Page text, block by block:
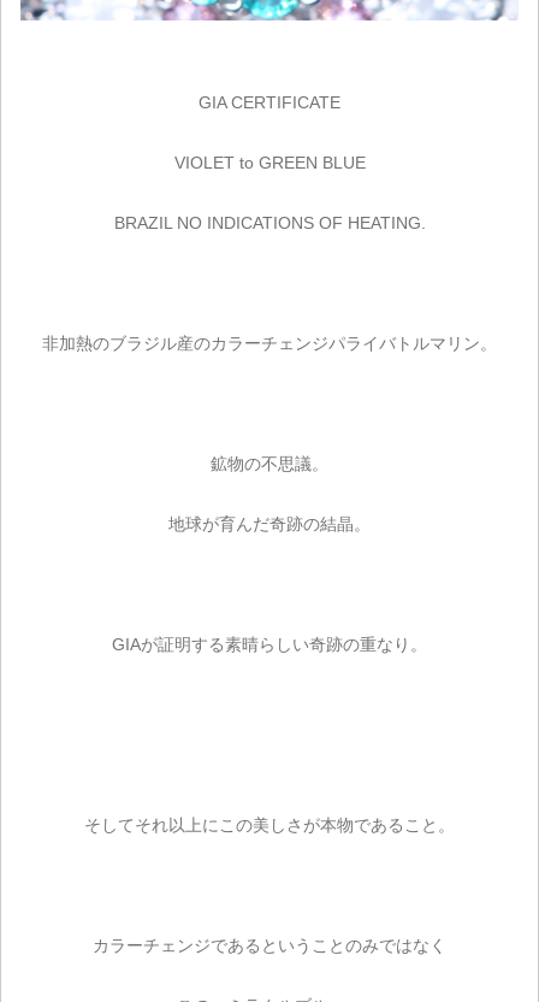
GIA CERTIFICATE
VIOLET to GREEN BLUE
BRAZIL NO INDICATIONS OF HEATING.
非加熱のブラジル産のカラーチェンジパライバトルマリン。
鉱物の不思議。
地球が育んだ奇跡の結晶。
GIAが証明する素晴らしい奇跡の重なり。
そしてそれ以上にこの美しさが本物であること。
カラーチェンジであるということのみではなく